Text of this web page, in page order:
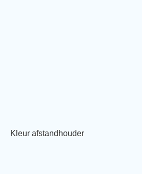
Kleur afstandhouder